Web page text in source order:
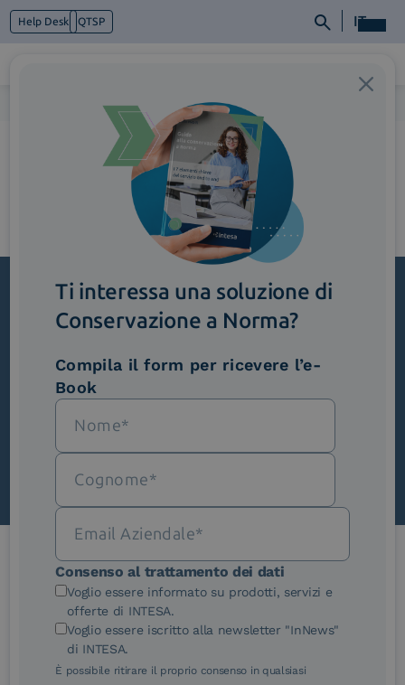
Help Desk QTSP IT
Cosa facciamo
3_RiduzioneCosti
Iscriviti alla newsletter
Novità, iniziative ed eventi dal mondo della
trasformazione digitale.
Scopri InNews
Le nostre certificazioni
Ti interessa una soluzione di
Conservazione a Norma?
Compila il form per ricevere l’e-
Book
Consenso al trattamento dei dati
Voglio essere informato su prodotti, servizi e
offerte di INTESA.
Voglio essere iscritto alla newsletter "InNews"
di INTESA.
È possibile ritirare il proprio consenso in qualsiasi